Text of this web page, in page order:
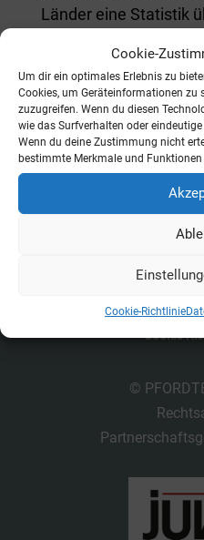
Cookie-
Um dir ein optimales Erlebnis zu
Cookies, um Geräteinformationen zu
zuzugreifen. Wenn du diesen
wie das Surfverhalten oder
Wenn du deine Zustimmung nicht
bestimmte Merkmale und
Cookie-Richtlinie
Länder eine Statistik
Ergebnisse der
stammt von...
Cookie-
©